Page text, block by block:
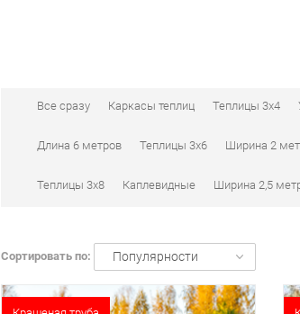
Все сразу Каркасы теплиц Теплицы 3x4
Длина 6 метров Теплицы 3х6 Ширина 2
Теплицы 3х8 Каплевидные Ширина 2,5
Сортировать по: Популярности